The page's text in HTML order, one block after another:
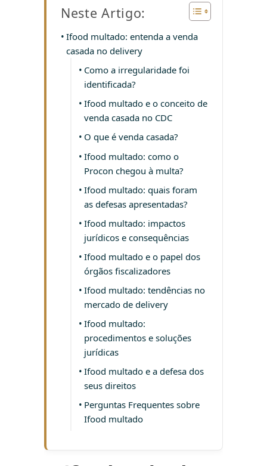
Neste Artigo:
Ifood multado: entenda a venda
casada no delivery
Como a irregularidade foi
identificada?
Ifood multado e o conceito de
venda casada no CDC
O que é venda casada?
Ifood multado: como o
Procon chegou à multa?
Ifood multado: quais foram
as defesas apresentadas?
Ifood multado: impactos
jurídicos e consequências
Ifood multado e o papel dos
órgãos fiscalizadores
Ifood multado: tendências no
mercado de delivery
Ifood multado:
procedimentos e soluções
jurídicas
Ifood multado e a defesa dos
seus direitos
Perguntas Frequentes sobre
Ifood multado